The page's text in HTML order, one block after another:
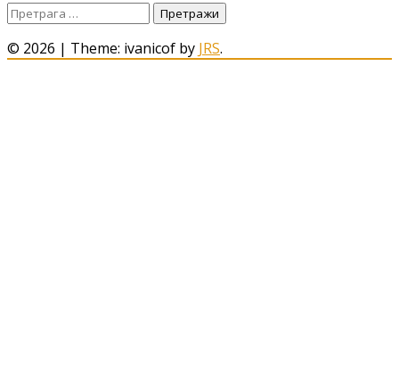
Претрага
за:
© 2026 | Theme: ivanicof by JRS.